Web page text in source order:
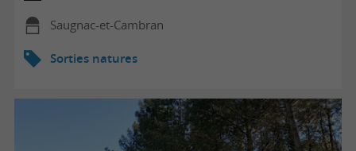
Saugnac-et-Cambran
Sorties natures